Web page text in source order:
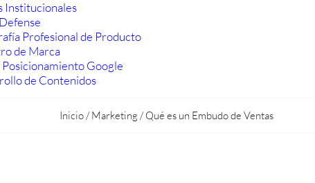
Institucionales
Profesional de Producto
de Marca
Posicionamiento Google
de Contenidos
Inicio/Marketing /Qué es un Embudo de Ventas